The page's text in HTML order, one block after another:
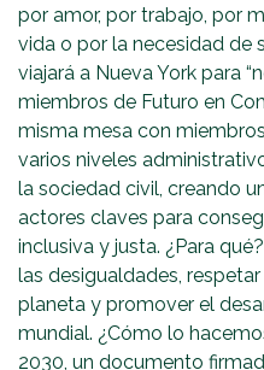
por amor, por trabajo, por
vida o por la necesidad de
viajará a Nueva York para
miembros de Futuro en
misma mesa con
varios niveles
la sociedad civil, creando
actores claves para
inclusiva y justa. ¿Para
las desigualdades,
planeta y promover el
mundial. ¿Cómo lo
2030, un documento